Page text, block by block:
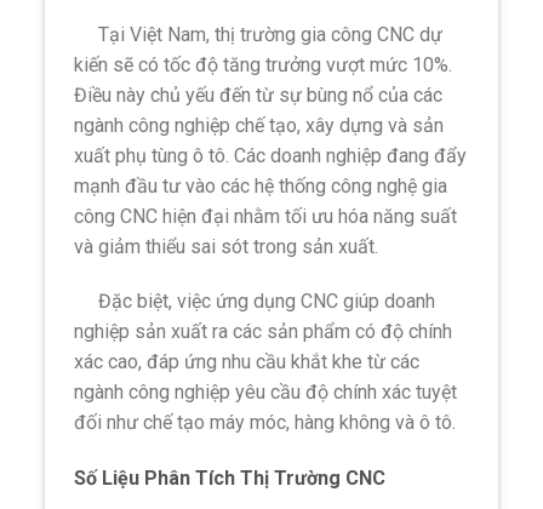
Tại Việt Nam, thị trường gia công CNC dự
kiến sẽ có tốc độ tăng trưởng vượt mức 10%.
Điều này chủ yếu đến từ sự bùng nổ của các
ngành công nghiệp chế tạo, xây dựng và sản
xuất phụ tùng ô tô. Các doanh nghiệp đang đẩy
mạnh đầu tư vào các hệ thống công nghệ gia
công CNC hiện đại nhằm tối ưu hóa năng suất
và giảm thiểu sai sót trong sản xuất.
Đặc biệt, việc ứng dụng CNC giúp doanh
nghiệp sản xuất ra các sản phẩm có độ chính
xác cao, đáp ứng nhu cầu khắt khe từ các
ngành công nghiệp yêu cầu độ chính xác tuyệt
đối như chế tạo máy móc, hàng không và ô tô.
Số Liệu Phân Tích Thị Trường CNC